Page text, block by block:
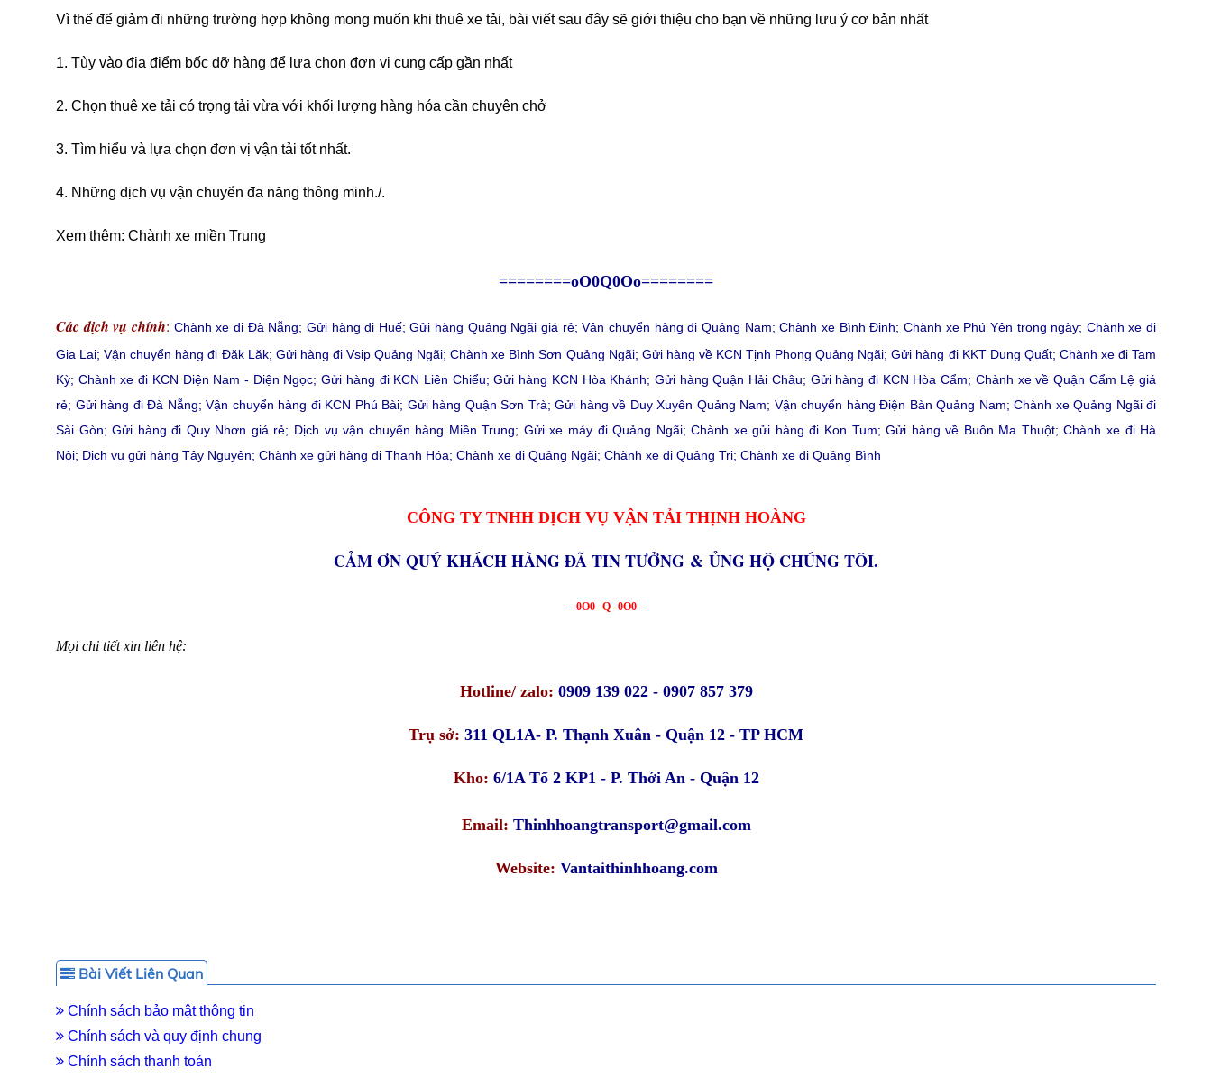
Vì thế để giảm đi những trường hợp không mong muốn khi thuê xe tải, bài viết sau đây sẽ giới thiệu cho bạn về những lưu ý cơ bản nhất
1. Tùy vào địa điểm bốc dỡ hàng để lựa chọn đơn vị cung cấp gần nhất
2. Chọn thuê xe tải có trọng tải vừa với khối lượng hàng hóa cần chuyên chở
3. Tìm hiểu và lựa chọn đơn vị vận tải tốt nhất.
4. Những dịch vụ vận chuyển đa năng thông minh./.
Xem thêm: Chành xe miền Trung
========oO0Q0Oo========
Các dịch vụ chính: Chành xe đi Đà Nẵng; Gửi hàng đi Huế;Gửi hàng Quảng Ngãi giá rẻ;Vận chuyển hàng đi Quảng Nam;Chành xe Bình Định; Chành xe Phú Yên trong ngày; Chành xe đi
Gia Lai; Vận chuyển hàng đi Đăk Lăk; Gửi hàng đi Vsip Quảng Ngãi;Chành xe Bình Sơn Quảng Ngãi; Gửi hàng về KCN Tịnh Phong Quảng Ngãi;Gửi hàng đi KKT Dung Quất; Chành xe đi Tam
Kỳ; Chành xe đi KCN Điện Nam - Điện Ngọc;Gửi hàng đi KCN Liên Chiểu;Gửi hàng KCN Hòa Khánh; Gửi hàng Quận Hải Châu; Gửi hàng đi KCN Hòa Cẩm; Chành xe về Quận Cẩm Lệ giá
rẻ; Gửi hàng đi Đà Nẵng; Vận chuyển hàng đi KCN Phú Bài; Gửi hàng Quận Sơn Trà; Gửi hàng về Duy Xuyên Quảng Nam; Vận chuyển hàng Điện Bàn Quảng Nam; Chành xe Quảng Ngãi đi
Sài Gòn;Gửi hàng đi Quy Nhơn giá rẻ; Dịch vụ vận chuyển hàng Miền Trung; Gửi xe máy đi Quảng Ngãi;Chành xe gửi hàng đi Kon Tum;Gửi hàng về Buôn Ma Thuột;Chành xe đi Hà
Nội; Dịch vụ gửi hàng Tây Nguyên; Chành xe gửi hàng đi Thanh Hóa; Chành xe đi Quảng Ngãi; Chành xe đi Quảng Trị; Chành xe đi Quảng Bình
CÔNG TY TNHH DỊCH VỤ VẬN TẢI THỊNH HOÀNG
CẢM ƠN QUÝ KHÁCH HÀNG ĐÃ TIN TƯỞNG & ỦNG HỘ CHÚNG TÔI.
---0O0--Q--0O0---
Mọi chi tiết xin liên hệ:
Hotline/ zalo: 0909 139 022 - 0907 857 379
Trụ sở: 311 QL1A- P. Thạnh Xuân - Quận 12 - TP HCM
Kho: 6/1A Tổ 2 KP1 - P. Thới An - Quận 12
Email: Thinhhoangtransport@gmail.com
Website: Vantaithinhhoang.com
Bài Viết Liên Quan
Chính sách bảo mật thông tin
Chính sách và quy định chung
Chính sách thanh toán